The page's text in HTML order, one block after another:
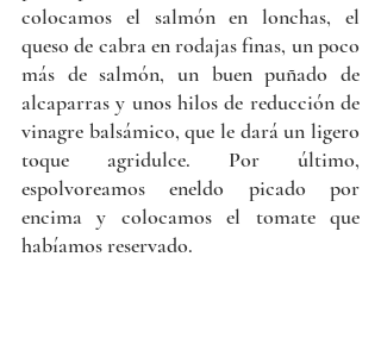
colocamos el salmón en lonchas, el
queso de cabra en rodajas finas, un poco
más de salmón, un buen puñado de
alcaparras y unos hilos de reducción de
vinagre balsámico, que le dará un ligero
toque agridulce. Por último,
espolvoreamos eneldo picado por
encima y colocamos el tomate que
habíamos reservado.